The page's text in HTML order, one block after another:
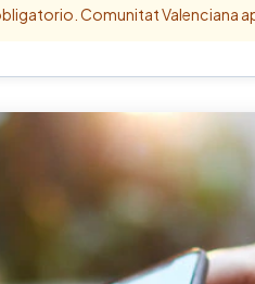
Comunitat Valenciana